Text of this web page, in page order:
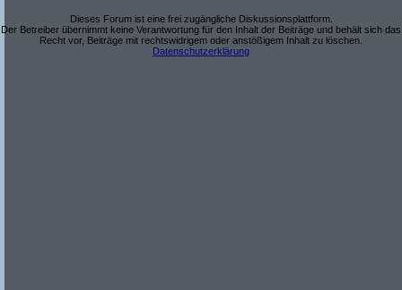
Dieses Forum ist eine frei zugängliche Diskussionsplattform.
Der Betreiber übernimmt keine Verantwortung für den Inhalt der Beiträge und behält sich das
Recht vor, Beiträge mit rechtswidrigem oder anstößigem Inhalt zu löschen.
Datenschutzerklärung